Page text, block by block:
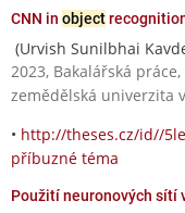
CNN in object
(Urvish Sunilbhai
2023, Bakalářská
zemědělská univerzita
• http://theses.cz/id//
příbuzné téma
Použití neuronových sítí